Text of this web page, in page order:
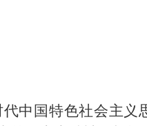
中国特色社会主义